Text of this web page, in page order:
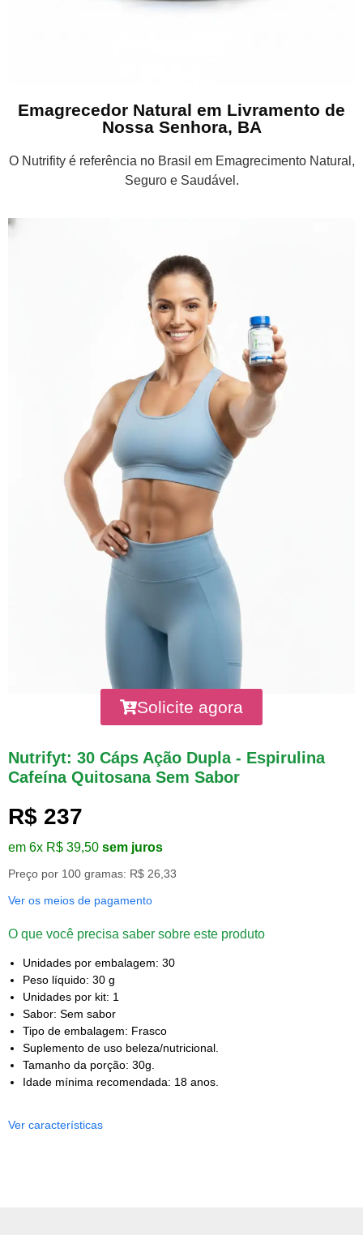
Emagrecedor Natural em Livramento de
Nossa Senhora, BA
O Nutrifity é referência no Brasil em Emagrecimento Natural,
Seguro e Saudável.
Solicite agora
Nutrifyt: 30 Cáps Ação Dupla - Espirulina
Cafeína Quitosana Sem Sabor
R$ 237
em 6x R$ 39,50 sem juros
Preço por 100 gramas: R$ 26,33
Ver os meios de pagamento
O que você precisa saber sobre este produto
Unidades por embalagem: 30
Peso líquido: 30 g
Unidades por kit: 1
Sabor: Sem sabor
Tipo de embalagem: Frasco
Suplemento de uso beleza/nutricional.
Tamanho da porção: 30g.
Idade mínima recomendada: 18 anos.
Ver características